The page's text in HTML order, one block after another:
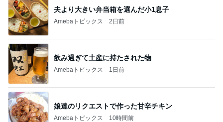
夫より大きい弁当箱を選んだ小1息子
Amebaトピックス 2日前
飲み過ぎて土産に持たされた物
Amebaトピックス 1日前
娘達のリクエストで作った甘辛チキン
Amebaトピックス 10時間前